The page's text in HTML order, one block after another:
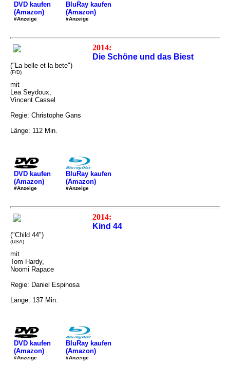
DVD kaufen
(Amazon)
#Anzeige
BluRay kaufen
(Amazon)
#Anzeige
2014:
Die Schöne und das Biest
("La belle et la bete")
(F/D)
mit
Lea Seydoux,
Vincent Cassel
Regie: Christophe Gans
Länge: 112 Min.
DVD kaufen
(Amazon)
#Anzeige
BluRay kaufen
(Amazon)
#Anzeige
2014:
Kind 44
("Child 44")
(USA)
mit
Tom Hardy,
Noomi Rapace
Regie: Daniel Espinosa
Länge: 137 Min.
DVD kaufen
(Amazon)
#Anzeige
BluRay kaufen
(Amazon)
#Anzeige